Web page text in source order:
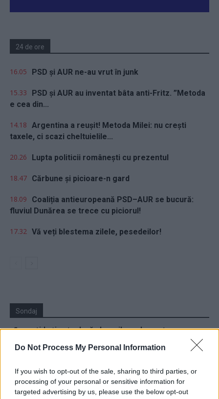
Do Not Process My Personal Information
If you wish to opt-out of the sale, sharing to third parties, or
processing of your personal or sensitive information for
targeted advertising by us, please use the below opt-out
24 de ore
16.05 PSD și AUR ne-au vrut în junk
15.33
PSD și AUR au inventat bâta anti-Fritz. ”Metoda
e cea din...
14.18 Argentina a reușit! Metoda Milei: nu crești
taxele, ci scazi cheltuielile...
20.26 Lupta politicii românești cu prezentul
18.47 Cărbune și picioare-n gard
18.09
Coaliția antieuropeană PSD–AUR se bucură:
fluviul Dunărea se trece cu piciorul!
17.32 Vă veți blestema zilele, pesedeilor!
Sondaj
Ce partid ați vota dacă alegerile parlamentare ar avea
PNL
PSD